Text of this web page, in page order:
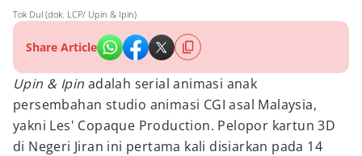
Tok Dul (dok. LCP/ Upin & Ipin)
Share Article
Upin & Ipin adalah serial animasi anak
persembahan studio animasi CGI asal Malaysia,
yakni Les' Copaque Production. Pelopor kartun 3D
di Negeri Jiran ini pertama kali disiarkan pada 14